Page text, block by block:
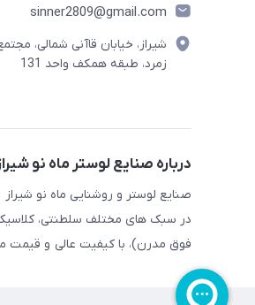
sinner2809@gmail.com
شیراز، خیابان قاآنی شمالی،
زمرد، طبقه همکف واحد 131
درباره صنایع لوستر ماه نو
صنایع لوستر و روشنایی ماه نو
در سبک های مختلف سلطنتی،
فوق مدرن)، با کیفیت عالی و قیمت